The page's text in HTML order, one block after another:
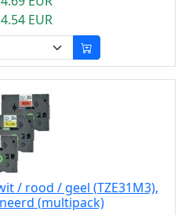
EUR
/ rood / geel (TZE31M3),
(multipack)